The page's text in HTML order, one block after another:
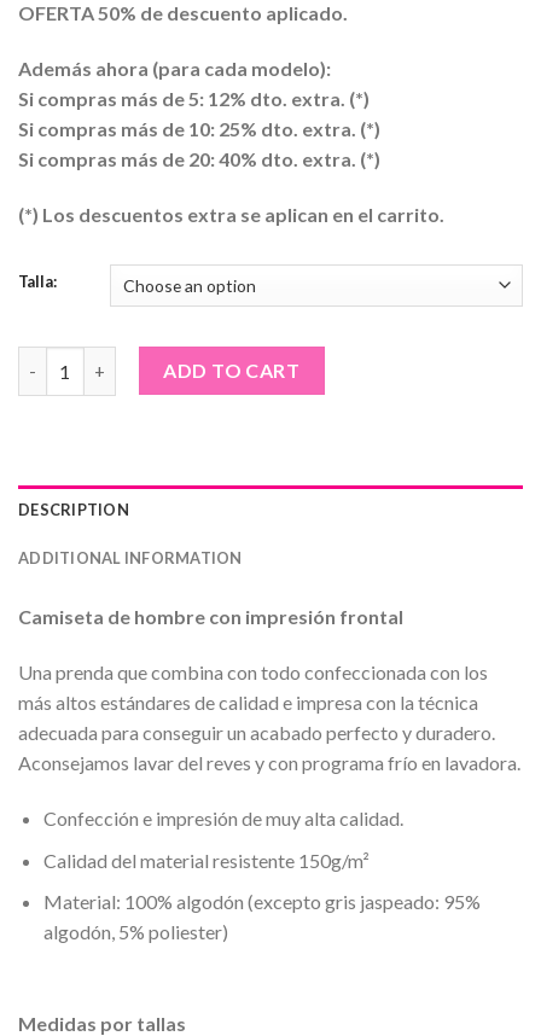
OFERTA 50% de descuento aplicado.
Además ahora (para cada modelo):
Si compras más de 5: 12% dto. extra. (*)
Si compras más de 10: 25% dto. extra. (*)
Si compras más de 20: 40% dto. extra. (*)
(*) Los descuentos extra se aplican en el carrito.
Talla:
Camiseta blanca de hombre · Yo no soy el novio quantity
ADD TO CART
DESCRIPTION
ADDITIONAL INFORMATION
Camiseta de hombre con impresión frontal
Una prenda que combina con todo confeccionada con los
más altos estándares de calidad e impresa con la técnica
adecuada para conseguir un acabado perfecto y duradero.
Aconsejamos lavar del reves y con programa frío en lavadora.
Confección e impresión de muy alta calidad.
Calidad del material resistente 150g/m²
Material: 100% algodón (excepto gris jaspeado: 95%
algodón, 5% poliester)
Medidas por tallas